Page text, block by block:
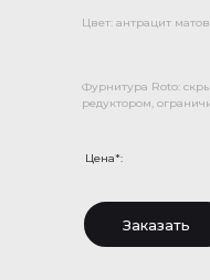
Цена*:
Цвет: антрацит
Фурнитура Roto:
редуктором,
Заказать